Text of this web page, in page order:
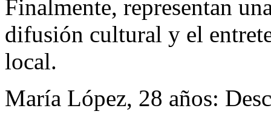
Finalmente, representan
difusión cultural y el
local.
María López, 28 años: